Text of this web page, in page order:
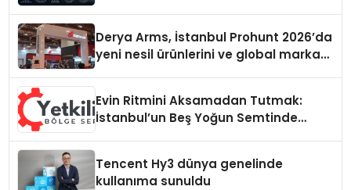
Derya Arms, İstanbul Prohunt 2026’da
yeni nesil ürünlerini ve global marka
Evin Ritmini Aksamadan Tutmak:
İstanbul’un Beş Yoğun Semtinde
Tencent Hy3 dünya genelinde
kullanıma sunuldu